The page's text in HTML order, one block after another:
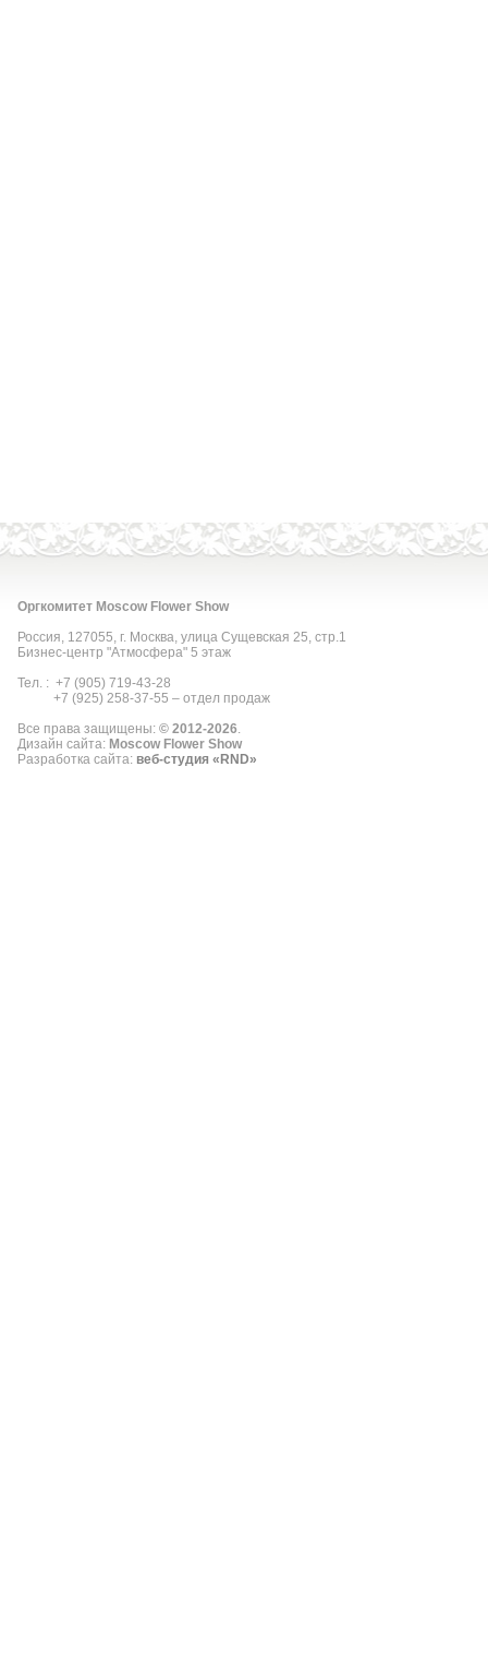
Оргкомитет Moscow Flower Show
Россия, 127055, г. Москва, улица Сущевская 25, стр.1
Бизнес-центр "Атмосфера" 5 этаж
Тел. : +7 (905) 719-43-28
+7 (925) 258-37-55 – отдел продаж
Все права защищены: © 2012-2026.
Дизайн сайта: Moscow Flower Show
Разработка сайта: веб-студия «RND»